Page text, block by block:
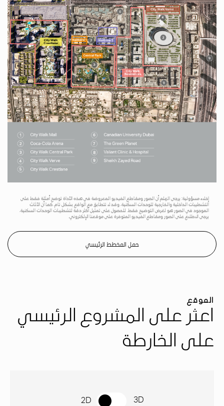
إخلاء مسؤولية: يرجى العِلم أن الصور ومقاطع الفيديو المعروضة في هذه الأداة توضح أمثلة فقط على
التشطيبات الداخلية والخارجية للوحدات السكنية، وقد لا تتطابق مع الواقع بشكل تام. كما أن الأثاث
الموجود في الصور هو لغرض التوضيح فقط. للحصول على تمثيل أكثر دقة لتشطيبات الوحدات السكنية،
يرجى الاطلاع على الصور ومقاطع الفيديو المتوفرة على موقعنا الإلكتروني.
حمل المخطط الرئيسي
الموقع
اعثر على المشروع الرئيسي
على الخارطة
2D 3D